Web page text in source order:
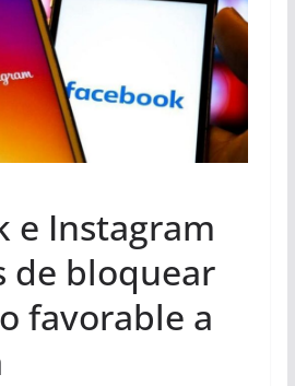
e Instagram
de bloquear
favorable a